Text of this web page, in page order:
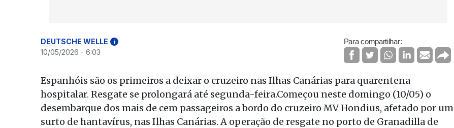
DEUTSCHE WELLE i
10/05/2026 - 6:03
Para compartilhar:
Espanhóis são os primeiros a deixar o cruzeiro nas Ilhas Canárias para quarentena
hospitalar. Resgate se prolongará até segunda-feira.Começou neste domingo (10/05) o
desembarque dos mais de cem passageiros a bordo do cruzeiro MV Hondius, afetado por um
surto de hantavírus, nas Ilhas Canárias. A operação de resgate no porto de Granadilla de